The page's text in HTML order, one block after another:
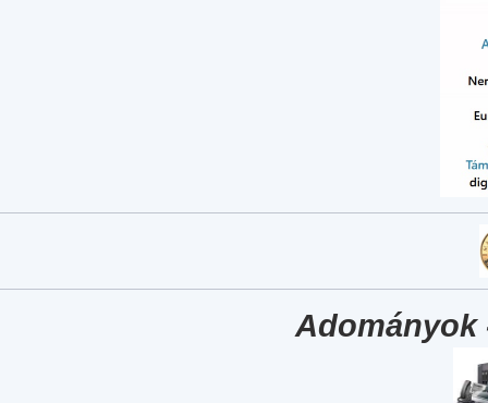
Adományok